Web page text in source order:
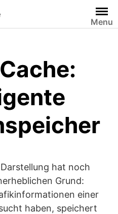
Menu
hat noch
Grund:
einer
haben, speichert